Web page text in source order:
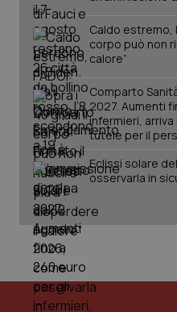
Caldo estremo,
corpo può non
calore”
Comparto
2027. Aumenti
infermieri,
tutele per il
Eclissi solare
osservarla in
_ga